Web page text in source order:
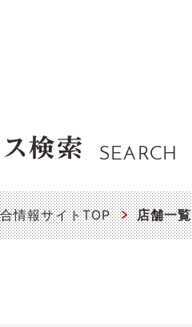
SEARCH
情報サイトTOP 店舗一覧